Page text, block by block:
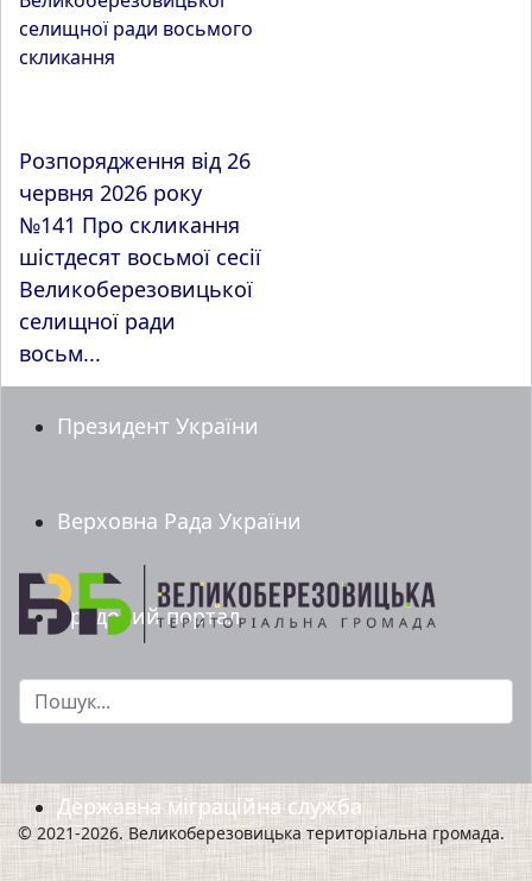
Розпорядження від 26
червня 2026 року
№141 Про скликання
шістдесят восьмої сесії
Великоберезовицької
селищної ради
восьм...
Президент України
Верховна Рада України
Урядовий портал
Мінрегіон
Державна міграційна служба
Пошук...
© 2021-2026. Великоберезовицька територіальна громада.